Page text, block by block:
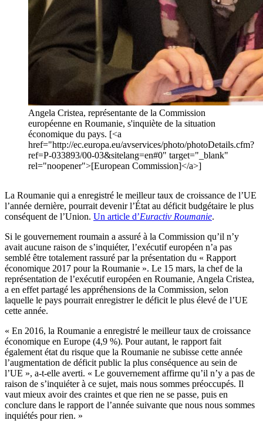
Angela Cristea, représentante de la Commission
européenne en Roumanie, s'inquiète de la situation
économique du pays. [<a
href="http://ec.europa.eu/avservices/photo/photoDetails.cfm?
ref=P-033893/00-03&sitelang=en#0" target="_blank"
rel="noopener">[European Commission]</a>]
La Roumanie qui a enregistré le meilleur taux de croissance de l’UE
l’année dernière, pourrait devenir l’État au déficit budgétaire le plus
conséquent de l’Union. Un article d’Euractiv Roumanie.
Si le gouvernement roumain a assuré à la Commission qu’il n’y
avait aucune raison de s’inquiéter, l’exécutif européen n’a pas
semblé être totalement rassuré par la présentation du « Rapport
économique 2017 pour la Roumanie ». Le 15 mars, la chef de la
représentation de l’exécutif européen en Roumanie, Angela Cristea,
a en effet partagé les appréhensions de la Commission, selon
laquelle le pays pourrait enregistrer le déficit le plus élevé de l’UE
cette année.
« En 2016, la Roumanie a enregistré le meilleur taux de croissance
économique en Europe (4,9 %). Pour autant, le rapport fait
également état du risque que la Roumanie ne subisse cette année
l’augmentation de déficit public la plus conséquence au sein de
l’UE », a-t-elle averti. « Le gouvernement affirme qu’il n’y a pas de
raison de s’inquiéter à ce sujet, mais nous sommes préoccupés. Il
vaut mieux avoir des craintes et que rien ne se passe, puis en
conclure dans le rapport de l’année suivante que nous nous sommes
inquiétés pour rien. »